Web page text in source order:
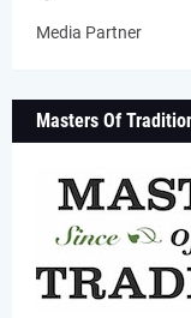
Media Partner
Masters Of